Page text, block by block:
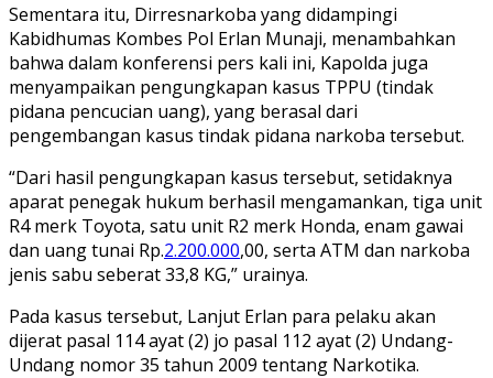
Sementara itu, Dirresnarkoba yang didampingi
Kabidhumas Kombes Pol Erlan Munaji, menambahkan
bahwa dalam konferensi pers kali ini, Kapolda juga
menyampaikan pengungkapan kasus TPPU (tindak
pidana pencucian uang), yang berasal dari
pengembangan kasus tindak pidana narkoba tersebut.
“Dari hasil pengungkapan kasus tersebut, setidaknya
aparat penegak hukum berhasil mengamankan, tiga unit
R4 merk Toyota, satu unit R2 merk Honda, enam gawai
dan uang tunai Rp.2.200.000,00, serta ATM dan narkoba
jenis sabu seberat 33,8 KG,” urainya.
Pada kasus tersebut, Lanjut Erlan para pelaku akan
dijerat pasal 114 ayat (2) jo pasal 112 ayat (2) Undang-
Undang nomor 35 tahun 2009 tentang Narkotika.